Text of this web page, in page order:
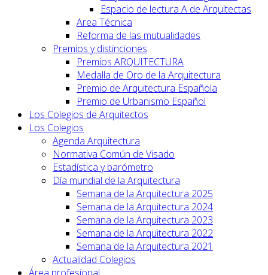
Espacio de lectura A de Arquitectas
Area Técnica
Reforma de las mutualidades
Premios y distinciones
Premios ARQUITECTURA
Medalla de Oro de la Arquitectura
Premio de Arquitectura Española
Premio de Urbanismo Español
Los Colegios de Arquitectos
Los Colegios
Agenda Arquitectura
Normativa Común de Visado
Estadística y barómetro
Día mundial de la Arquitectura
Semana de la Arquitectura 2025
Semana de la Arquitectura 2024
Semana de la Arquitectura 2023
Semana de la Arquitectura 2022
Semana de la Arquitectura 2021
Actualidad Colegios